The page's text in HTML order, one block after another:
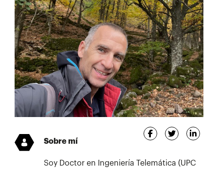
Sobre mí
Soy Doctor en Ingeniería Telemática (UPC